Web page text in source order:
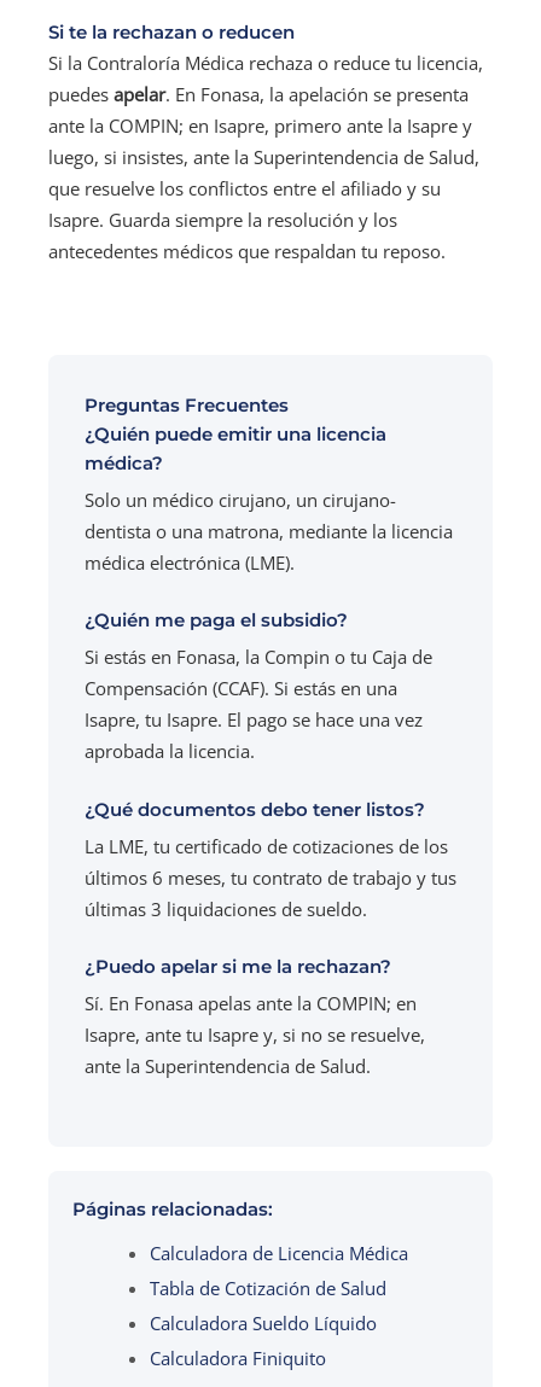
Si te la rechazan o reducen
Si la Contraloría Médica rechaza o reduce tu licencia,
puedes apelar. En Fonasa, la apelación se presenta
ante la COMPIN; en Isapre, primero ante la Isapre y
luego, si insistes, ante la Superintendencia de Salud,
que resuelve los conflictos entre el afiliado y su
Isapre. Guarda siempre la resolución y los
antecedentes médicos que respaldan tu reposo.
Preguntas Frecuentes
¿Quién puede emitir una licencia
médica?
Solo un médico cirujano, un cirujano-
dentista o una matrona, mediante la licencia
médica electrónica (LME).
¿Quién me paga el subsidio?
Si estás en Fonasa, la Compin o tu Caja de
Compensación (CCAF). Si estás en una
Isapre, tu Isapre. El pago se hace una vez
aprobada la licencia.
¿Qué documentos debo tener listos?
La LME, tu certificado de cotizaciones de los
últimos 6 meses, tu contrato de trabajo y tus
últimas 3 liquidaciones de sueldo.
¿Puedo apelar si me la rechazan?
Sí. En Fonasa apelas ante la COMPIN; en
Isapre, ante tu Isapre y, si no se resuelve,
ante la Superintendencia de Salud.
Páginas relacionadas:
Calculadora de Licencia Médica
Tabla de Cotización de Salud
Calculadora Sueldo Líquido
Calculadora Finiquito